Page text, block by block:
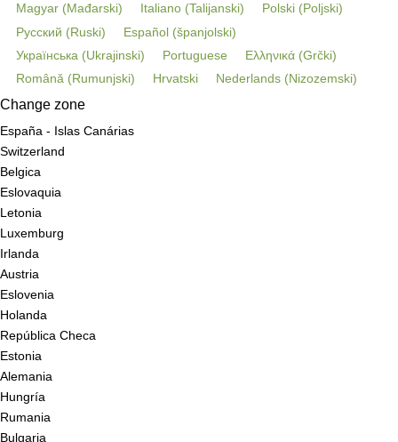
Magyar (Mađarski) Italiano (Talijanski) Polski (Poljski)
Русский (Ruski) Español (španjolski)
Українська (Ukrajinski) Portuguese Ελληνικά (Grčki)
Română (Rumunjski) Hrvatski Nederlands (Nizozemski)
Change zone
España - Islas Canárias
Switzerland
Belgica
Eslovaquia
Letonia
Luxemburg
Irlanda
Austria
Eslovenia
Holanda
República Checa
Estonia
Alemania
Hungría
Rumania
Bulgaria